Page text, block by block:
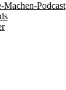
Machen-Podcast